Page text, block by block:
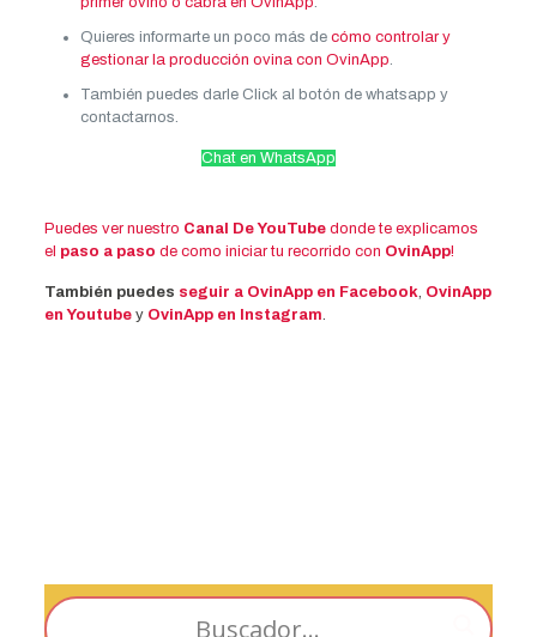
Quieres informarte un poco más de cómo controlar y
gestionar la producción ovina con OvinApp.
También puedes darle Click al botón de whatsapp y
contactarnos.
Chat en WhatsApp
Puedes ver nuestro Canal De YouTubedonde te explicamos
el paso a paso de como iniciar tu recorrido con OvinApp!
También puedes seguir a OvinApp en Facebook, OvinApp
en Youtubey OvinApp en Instagram.